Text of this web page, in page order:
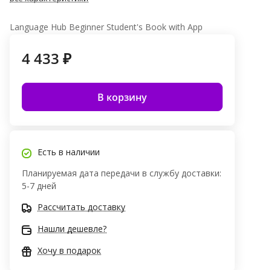
Language Hub Beginner Student's Book with App
4 433 ₽
В корзину
Есть в наличии
Планируемая дата передачи в службу доставки:
5-7 дней
Рассчитать доставку
Нашли дешевле?
Хочу в подарок